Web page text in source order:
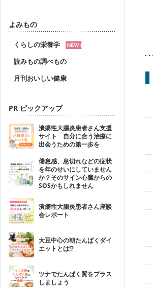
よみもの
くらしの栄養学
読みもの調べもの
月刊おいしい健康
PR ピックアップ
潰瘍性大腸炎患者さん支援
サイト 自分に合う治療に
出会うための第一歩を
倦怠感、息切れなどの症状
を年のせいにしていません
か？そのサイン心臓からの
SOSかもしれません
潰瘍性大腸炎患者さん座談
会レポート
大豆中心の朝たんぱくダイ
エットとは!?
ツナでたんぱく質をプラス
しましょう